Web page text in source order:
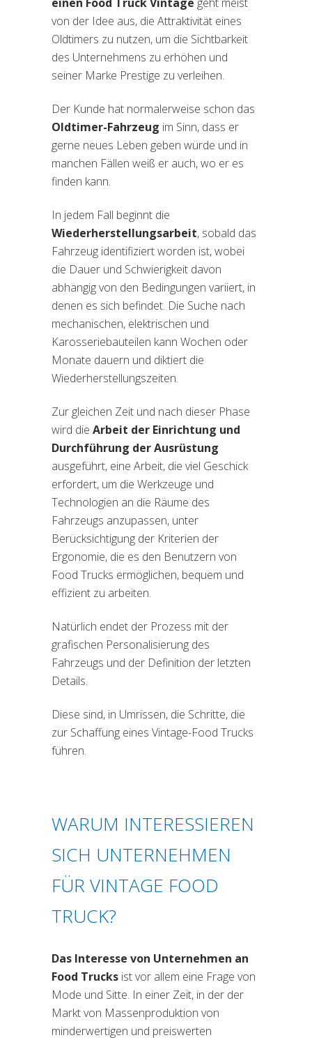
von der Idee aus, die Attraktivität eines
Oldtimers zu nutzen, um die Sichtbarkeit
des Unternehmens zu erhöhen und
seiner Marke Prestige zu verleihen.
Der Kunde hat normalerweise schon das
Oldtimer-Fahrzeug im Sinn, dass er
gerne neues Leben geben würde und in
manchen Fällen weiß er auch, wo er es
finden kann.
In jedem Fall beginnt die
Wiederherstellungsarbeit, sobald das
Fahrzeug identifiziert worden ist, wobei
die Dauer und Schwierigkeit davon
abhängig von den Bedingungen variiert, in
denen es sich befindet. Die Suche nach
mechanischen, elektrischen und
Karosseriebauteilen kann Wochen oder
Monate dauern und diktiert die
Wiederherstellungszeiten.
Zur gleichen Zeit und nach dieser Phase
wird die Arbeit der Einrichtung und
Durchführung der Ausrüstung
ausgeführt, eine Arbeit, die viel Geschick
erfordert, um die Werkzeuge und
Technologien an die Räume des
Fahrzeugs anzupassen, unter
Berücksichtigung der Kriterien der
Ergonomie, die es den Benutzern von
Food Trucks ermöglichen, bequem und
effizient zu arbeiten.
Natürlich endet der Prozess mit der
grafischen Personalisierung des
Fahrzeugs und der Definition der letzten
Details.
Diese sind, in Umrissen, die Schritte, die
zur Schaffung eines Vintage-Food Trucks
führen.
WARUM INTERESSIEREN
SICH UNTERNEHMEN
FÜR VINTAGE FOOD
TRUCK?
Das Interesse von Unternehmen an
Food Trucks ist vor allem eine Frage von
Mode und Sitte. In einer Zeit, in der der
Markt von Massenproduktion von
minderwertigen und preiswerten